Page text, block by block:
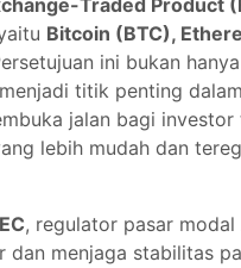
Traded Product
Bitcoin (BTC),
ini bukan
titik penting dalam
jalan bagi investor
lebih mudah dan
, regulator pasar modal
menjaga stabilitas